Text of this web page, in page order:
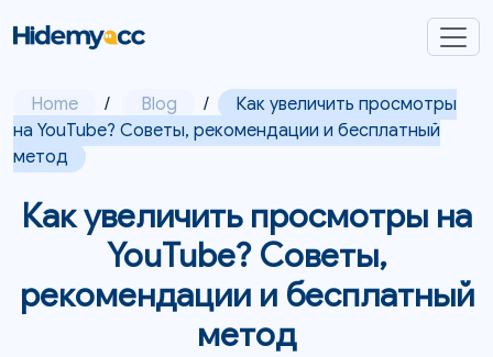
Home / Blog /
Как увеличить просмотры
на YouTube? Советы, рекомендации и бесплатный
метод
Как увеличить просмотры на
YouTube? Советы,
рекомендации и бесплатный
метод